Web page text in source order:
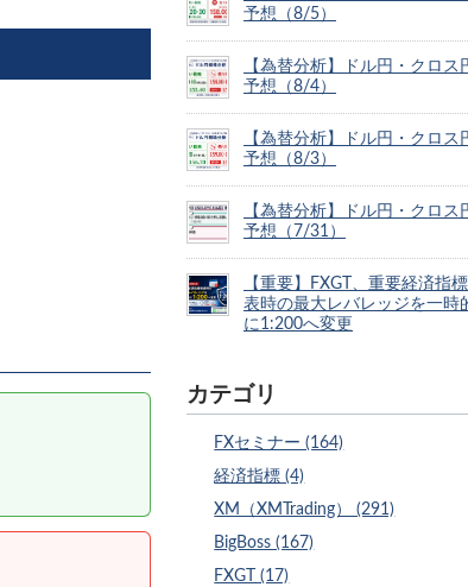
予想（8/5）
【為替分析】ドル円・クロス
予想（8/4）
【為替分析】ドル円・クロス
予想（8/3）
【為替分析】ドル円・クロス
予想（7/31）
【重要】FXGT、重要経済指
表時の最大レバレッジを一時
に1:200へ変更
カテゴリ
FXセミナー (164)
経済指標 (4)
XM（XMTrading） (291)
BigBoss (167)
FXGT (17)